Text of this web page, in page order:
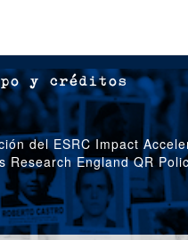
y créditos
del ESRC Impact
Research England QR